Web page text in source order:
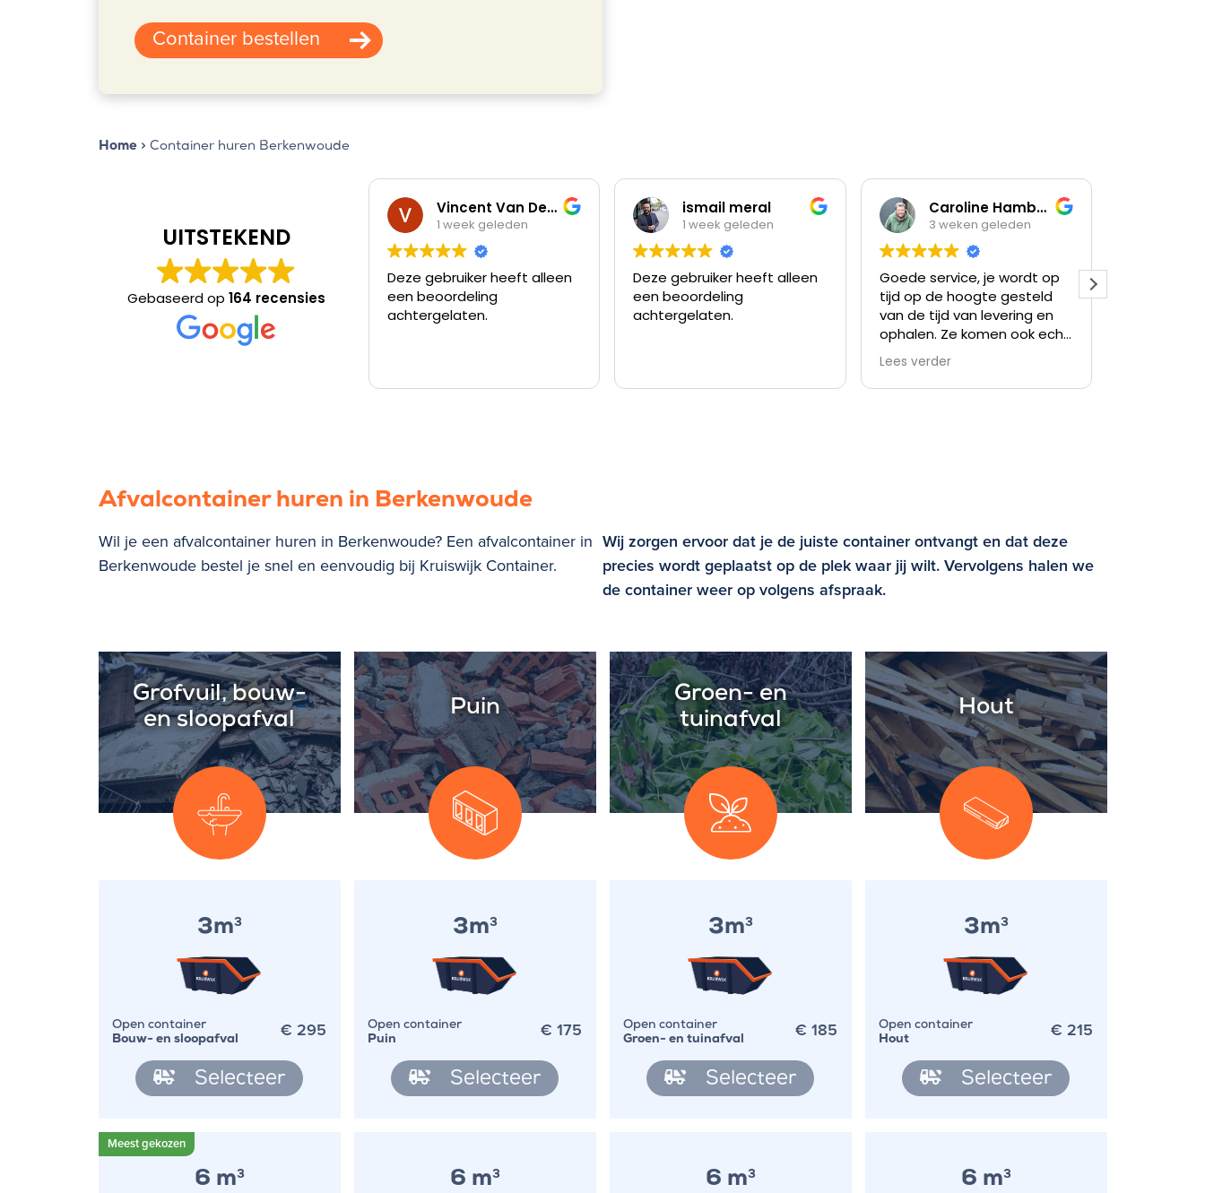
Container bestellen
Home >Container huren Berkenwoude
UITSTEKEND
Gebaseerd op 164 recensies
Vincent Van Der Stoep
1 week geleden
Deze gebruiker heeft alleen
een beoordeling
achtergelaten.
ismail meral
1 week geleden
Deze gebruiker heeft alleen
een beoordeling
achtergelaten.
Caroline Hamberg
3 weken geleden
Goede service, je wordt op
tijd op de hoogte gesteld
van de tijd van levering en
ophalen. Ze komen ook echt
op dat tijd stip.
Lees verder
Afvalcontainer huren in Berkenwoude
Wil je een afvalcontainer huren in Berkenwoude? Een afvalcontainer in
Berkenwoude bestel je snel en eenvoudig bij Kruiswijk Container.
Wij zorgen ervoor dat je de juiste container ontvangt en dat deze
precies wordt geplaatst op de plek waar jij wilt. Vervolgens halen we
de container weer op volgens afspraak.
Grofvuil, bouw-
en sloopafval
3m3
Open container
Bouw- en sloopafval
€ 295
Selecteer
6 m3
Puin
3m3
Open container
Puin
€ 175
Selecteer
6 m3
Groen- en
tuinafval
3m3
Open container
Groen- en tuinafval
€ 185
Selecteer
6 m3
Hout
3m3
Open container
Hout
€ 215
Selecteer
6 m3